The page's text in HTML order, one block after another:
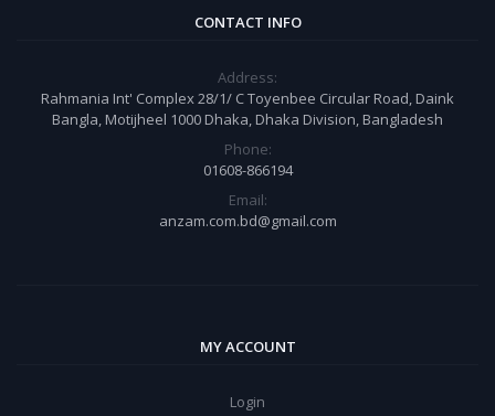
CONTACT INFO
Address:
Rahmania Int' Complex 28/1/ C Toyenbee Circular Road, Daink
Bangla, Motijheel 1000 Dhaka, Dhaka Division, Bangladesh
Phone:
01608-866194
Email:
anzam.com.bd@gmail.com
MY ACCOUNT
Login